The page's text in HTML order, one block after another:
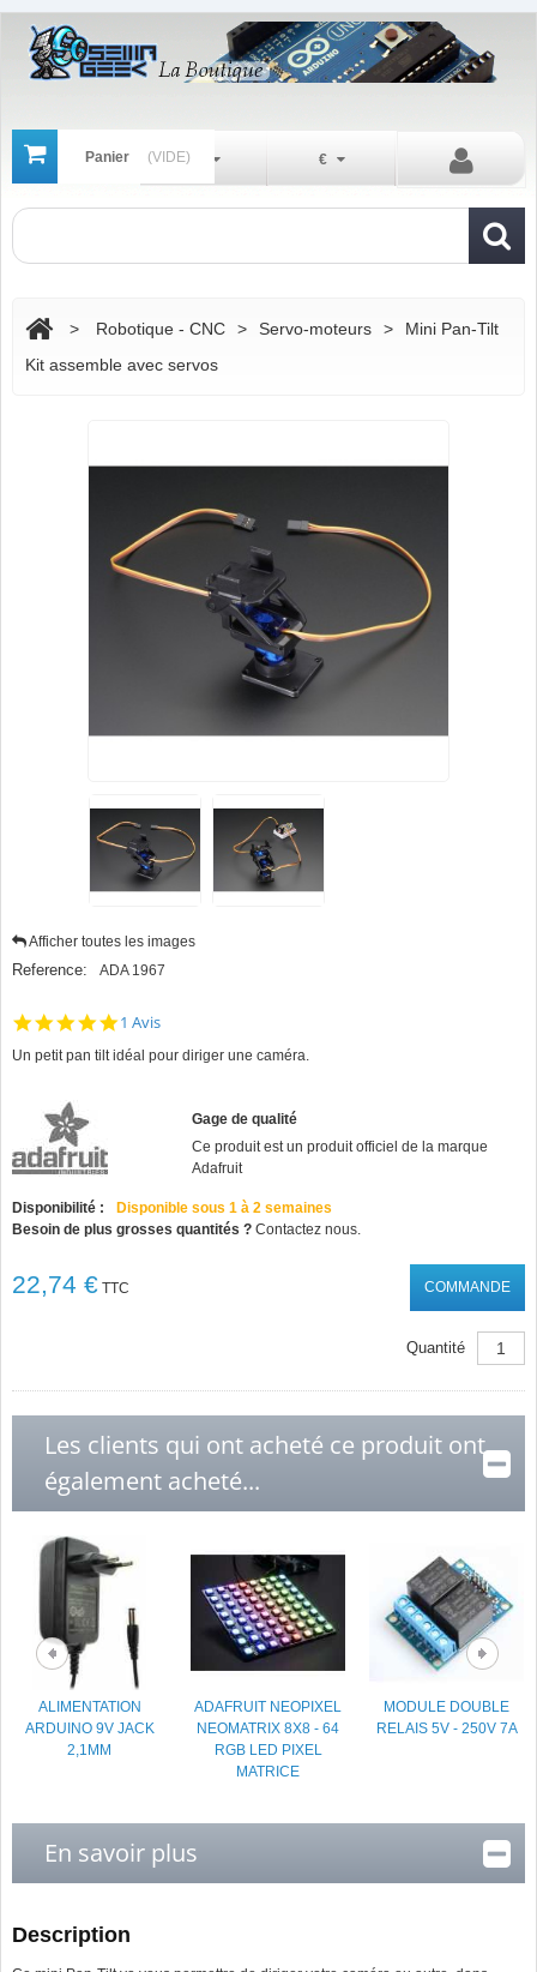
Panier (VIDE) €
Fr
> Robotique - CNC > Servo-moteurs >
Mini Pan-Tilt
Kit assemble avec servos
Afficher toutes les images
Reference: ADA 1967
5.0
rating
1 Avis
Un petit pan tilt idéal pour diriger une caméra.
Gage de qualité
Ce produit est un produit officiel de la marque
Adafruit
Disponibilité :
Disponible sous 1 à 2 semaines
Besoin de plus grosses quantités ?Contactez nous.
22,74 € TTC COMMANDE
Quantité
Les clients qui ont acheté ce produit ont
également acheté...
ALIMENTATION
ARDUINO 9V JACK
2,1MM
ADAFRUIT NEOPIXEL
NEOMATRIX 8X8 - 64
RGB LED PIXEL
MATRICE
MODULE DOUBLE
RELAIS 5V - 250V 7A
En savoir plus
Description